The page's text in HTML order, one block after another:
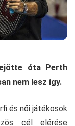
óta Perth
nem lesz így.
és női játékosok
cél elérése